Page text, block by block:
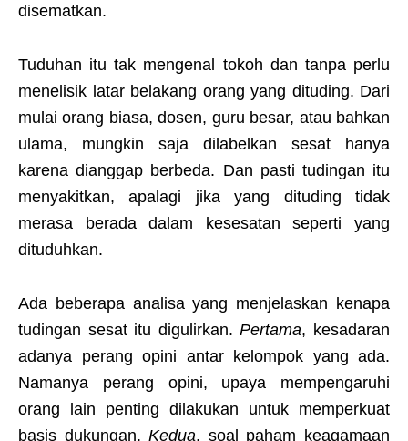
disematkan.
Tuduhan itu tak mengenal tokoh dan tanpa perlu
menelisik latar belakang orang yang dituding. Dari
mulai orang biasa, dosen, guru besar, atau bahkan
ulama, mungkin saja dilabelkan sesat hanya
karena dianggap berbeda. Dan pasti tudingan itu
menyakitkan, apalagi jika yang dituding tidak
merasa berada dalam kesesatan seperti yang
dituduhkan.
Ada beberapa analisa yang menjelaskan kenapa
tudingan sesat itu digulirkan.Pertama, kesadaran
adanya perang opini antar kelompok yang ada.
Namanya perang opini, upaya mempengaruhi
orang lain penting dilakukan untuk memperkuat
basis dukungan.Kedua, soal paham keagamaan